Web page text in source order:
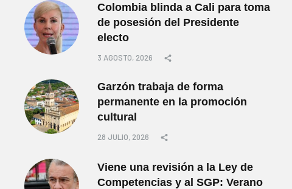
Colombia blinda a Cali para toma
de posesión del Presidente
electo
3 AGOSTO, 2026
Garzón trabaja de forma
permanente en la promoción
cultural
28 JULIO, 2026
Viene una revisión a la Ley de
Competencias y al SGP: Verano